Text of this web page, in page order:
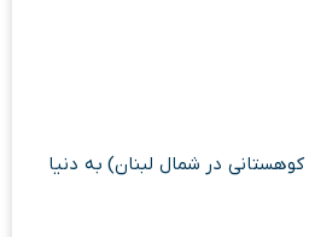
البشری (منطقه ای کوهستانی در شمال لبنان) به دنیا